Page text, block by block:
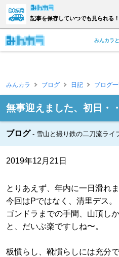
記事を保存していつでも見られる！
みんカラ
みんカラ ブログ 日記 ブログ
無事迎えました、初日・
ブログ 雪山と撮り鉄の二刀流ライ
2019年12月21日
とりあえず、年内に一日滑れま
今回はPではなく、清里デス。
ゴンドラまでの手間、山頂し
と、だいぶ楽ですしね〜。
板慣らし、靴慣らしには充分で